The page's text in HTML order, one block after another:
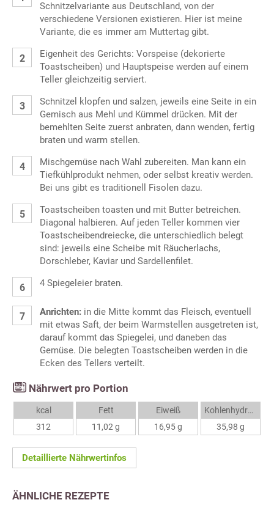
Schnitzelvariante aus Deutschland, von der
verschiedene Versionen existieren. Hier ist meine
Variante, die es immer am Muttertag gibt.
Eigenheit des Gerichts: Vorspeise (dekorierte
Toastscheiben) und Hauptspeise werden auf einem
Teller gleichzeitig serviert.
Schnitzel klopfen und salzen, jeweils eine Seite in ein
Gemisch aus Mehl und Kümmel drücken. Mit der
bemehlten Seite zuerst anbraten, dann wenden, fertig
braten und warm stellen.
Mischgemüse nach Wahl zubereiten. Man kann ein
Tiefkühlprodukt nehmen, oder selbst kreativ werden.
Bei uns gibt es traditionell Fisolen dazu.
Toastscheiben toasten und mit Butter betreichen.
Diagonal halbieren. Auf jeden Teller kommen vier
Toastscheibendreiecke, die unterschiedlich belegt
sind: jeweils eine Scheibe mit Räucherlachs,
Dorschleber, Kaviar und Sardellenfilet.
4 Spiegeleier braten.
Anrichten: in die Mitte kommt das Fleisch, eventuell
mit etwas Saft, der beim Warmstellen ausgetreten ist,
darauf kommt das Spiegelei, und daneben das
Gemüse. Die belegten Toastscheiben werden in die
Ecken des Tellers verteilt.
Nährwert pro Portion
kcal
312
Fett
11,02 g
Eiweiß
16,95 g
Kohlenhydrate
35,98 g
Detaillierte Nährwertinfos
ÄHNLICHE REZEPTE